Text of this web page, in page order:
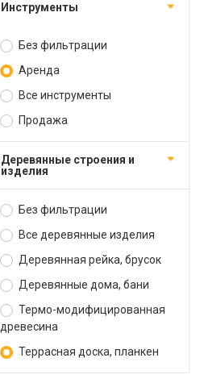
Инструменты
Без фильтрации
Аренда
Все инструменты
Продажа
Деревянные строения и
изделия
Без фильтрации
Все деревянные изделия
Деревянная рейка, брусок
Деревянные дома, бани
Термо-модифицированная
древесина
Террасная доска, планкен